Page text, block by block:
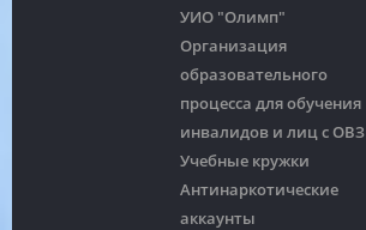
УИО "Олимп"
Организация
образовательного
процесса для обучения
инвалидов и лиц с ОВЗ
Учебные кружки
Антинаркотические
аккаунты